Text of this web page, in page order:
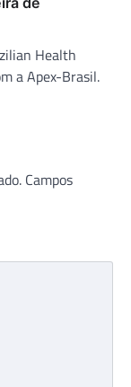
Health
a Apex-Brasil.
Campos